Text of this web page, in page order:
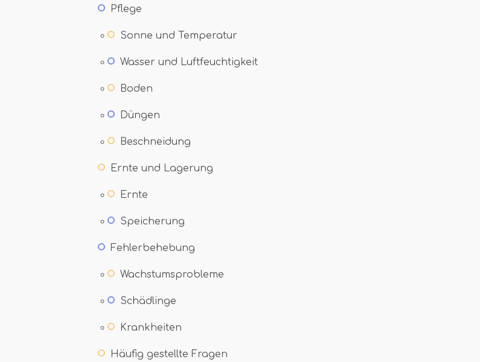
Pflege
Sonne und Temperatur
Wasser und Luftfeuchtigkeit
Boden
Düngen
Beschneidung
Ernte und Lagerung
Ernte
Speicherung
Fehlerbehebung
Wachstumsprobleme
Schädlinge
Krankheiten
Häufig gestellte Fragen